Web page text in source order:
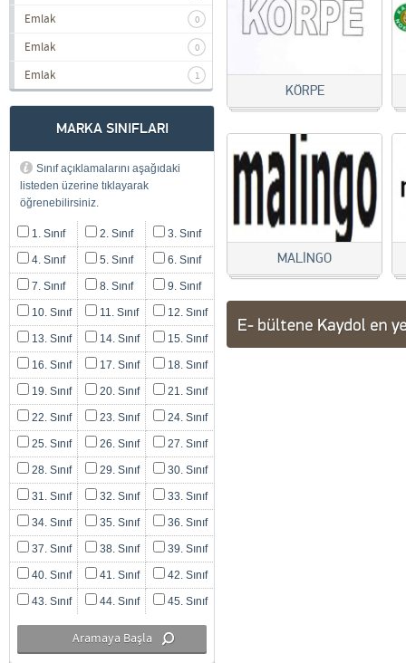
KÖRPE
MALİNGO
Emlak 0
Emlak 0
Emlak 1
MARKA SINIFLARI
Sınıf açıklamalarını aşağıdaki
listeden üzerine tıklayarak
öğrenebilirsiniz.
1. Sınıf 2. Sınıf 3. Sınıf
4. Sınıf 5. Sınıf 6. Sınıf
7. Sınıf 8. Sınıf 9. Sınıf
10. Sınıf 11. Sınıf 12. Sınıf
13. Sınıf 14. Sınıf 15. Sınıf
16. Sınıf 17. Sınıf 18. Sınıf
19. Sınıf 20. Sınıf 21. Sınıf
22. Sınıf 23. Sınıf 24. Sınıf
25. Sınıf 26. Sınıf 27. Sınıf
28. Sınıf 29. Sınıf 30. Sınıf
31. Sınıf 32. Sınıf 33. Sınıf
34. Sınıf 35. Sınıf 36. Sınıf
37. Sınıf 38. Sınıf 39. Sınıf
40. Sınıf 41. Sınıf 42. Sınıf
43. Sınıf 44. Sınıf 45. Sınıf